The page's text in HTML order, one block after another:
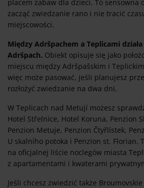
placem zabaw dla dzieci. To sensowna
zacząć zwiedzanie rano i nie tracić
miejscowości.
Między Adršpachem a Teplicami
Adršpach. Obiekt opisuje się jako
miejscu między Adršpašskim i
więc może pasować, jeśli planujesz
rozłożyć zwiedzanie na dwa dni.
W Teplicach nad Metují możesz
Hotel Střelnice, Hotel Koruna, Penzion
Penzion Metuje, Penzion Čtyřlístek,
U skalního potoka i Penzion st. Florian.
na oficjalnej liście noclegów miasta
z apartamentami i kwaterami
Jeśli chcesz zwiedzić także